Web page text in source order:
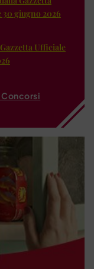
30 giugno 2026
Ufficiale